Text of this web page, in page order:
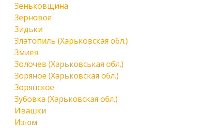
Зеньковщина
Зерновое
Зидьки
Златопиль (Харьковская обл.)
Змиев
Золочев (Харьковськая обл.)
Зоряное (Харьковская обл.)
Зорянское
Зубовка (Харьковская обл.)
Ивашки
Изюм